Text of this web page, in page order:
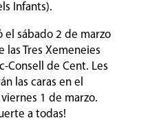
Infants).
el sábado 2 de marzo
las Tres Xemeneies
Consell de Cent. Les
las caras en el
1 de marzo.
a todas!